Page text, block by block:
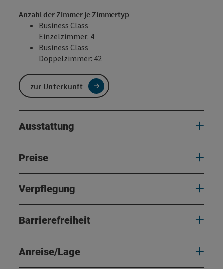
Anzahl der Zimmer je Zimmertyp
Business Class
Einzelzimmer: 4
Business Class
Doppelzimmer: 42
zur Unterkunft
Ausstattung
Preise
Verpflegung
Barrierefreiheit
Anreise/Lage